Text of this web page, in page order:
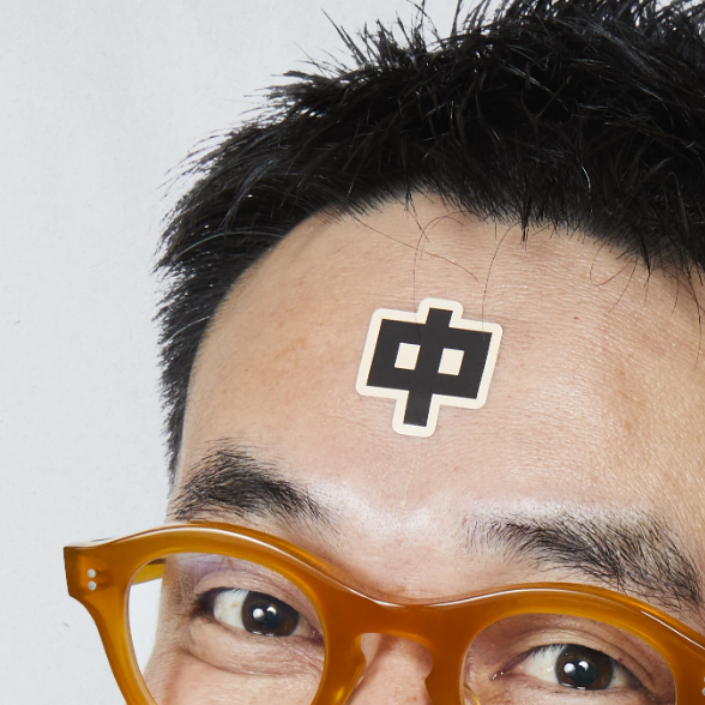
楽しみ要素のひとつである、テリーの靴紐。この靴紐を狙う超人の攻撃方法と